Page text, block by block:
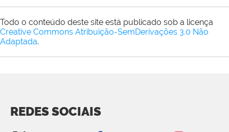
Todo o conteúdo deste site está publicado sob a licença
Creative Commons Atribuição-SemDerivações 3.0 Não
Adaptada.
REDES SOCIAIS